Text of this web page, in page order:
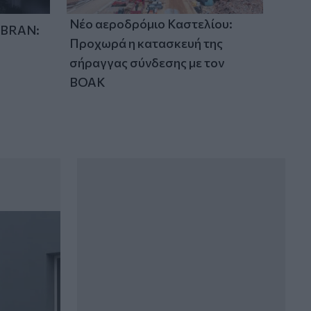
Νέο αεροδρόμιο Καστελίου:
Προχωρά η κατασκευή της
σήραγγας σύνδεσης με τον
ΒΟΑΚ